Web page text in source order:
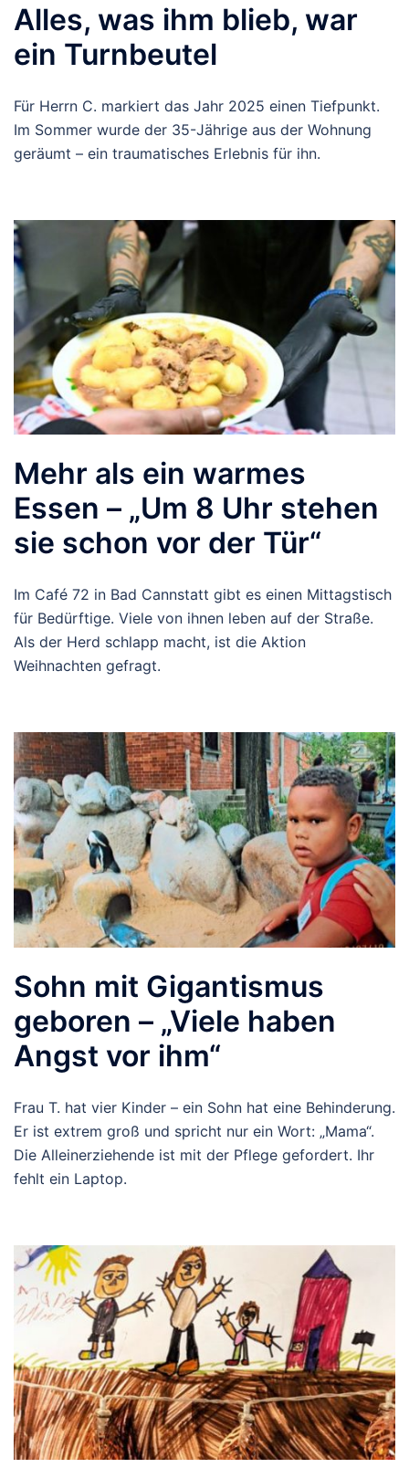
Alles, was ihm blieb, war
ein Turnbeutel
Für Herrn C. markiert das Jahr 2025 einen Tiefpunkt.
Im Sommer wurde der 35-Jährige aus der Wohnung
geräumt – ein traumatisches Erlebnis für ihn.
Mehr als ein warmes
Essen – „Um 8 Uhr stehen
sie schon vor der Tür“
Im Café 72 in Bad Cannstatt gibt es einen Mittagstisch
für Bedürftige. Viele von ihnen leben auf der Straße.
Als der Herd schlapp macht, ist die Aktion
Weihnachten gefragt.
Sohn mit Gigantismus
geboren – „Viele haben
Angst vor ihm“
Frau T. hat vier Kinder – ein Sohn hat eine Behinderung.
Er ist extrem groß und spricht nur ein Wort: „Mama“.
Die Alleinerziehende ist mit der Pflege gefordert. Ihr
fehlt ein Laptop.